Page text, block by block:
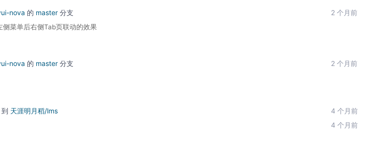
nova 的 master分支 2 个月前
侧菜单后右侧Tab页联动的效果
nova 的 master分支 2 个月前
到 天涯明月稻/lms
4 个月前
4 个月前